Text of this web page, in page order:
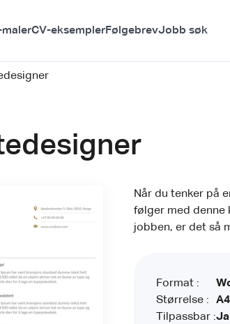
malerCV-eksemplerFølgebrevJobb søk
Når du tenker på
følger med denne
jobben, er det så
Format :
Størrelse :
Tilpassbar :
A4
Ja